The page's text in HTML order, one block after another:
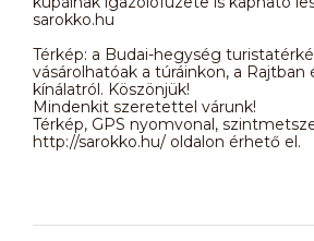
sarokko.hu
Térkép: a Budai-hegység
vásárolhatóak a túráinkon, a Rajtban
kínálatról. Köszönjük!
Mindenkit szeretettel várunk!
Térkép, GPS nyomvonal,
http://sarokko.hu/ oldalon érhető el.